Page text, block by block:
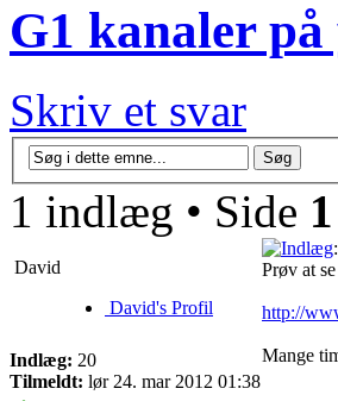
G1 kanaler på
Skriv et svar
1 indlæg • Side 1
David
David's Profil
Indlæg: 20
Tilmeldt: lør 24. mar 2012 01:38
Prøv at
http://
Mange